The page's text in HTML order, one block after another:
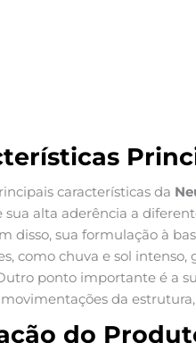
características da
sua alta aderência a
disso, sua formulação à
como chuva e sol
ponto importante é a
da
do